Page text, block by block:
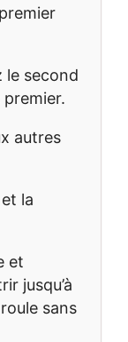
le second
autres
la
et
jusqu’à
sans